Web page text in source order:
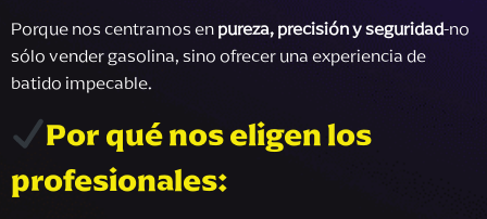
Porque nos centramos enpureza, precisión y seguridad-no
sólo vender gasolina, sino ofrecer una experiencia de
batido impecable.
Por qué nos eligen los
profesionales: